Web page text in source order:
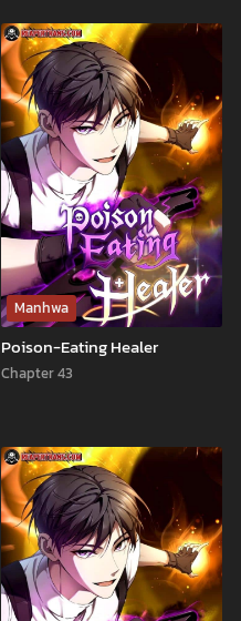
Manhwa
Poison-Eating Healer
Chapter 43